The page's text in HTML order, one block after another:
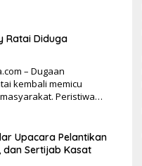
Ratai Diduga
– Dugaan
kembali memicu
Peristiwa…
Upacara Pelantikan
dan Sertijab Kasat